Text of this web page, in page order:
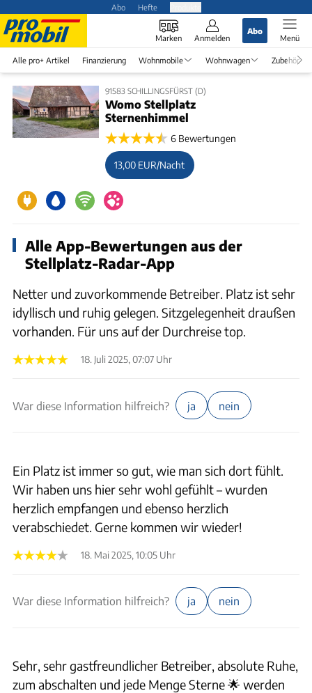
Abo Hefte
Marken Anmelden
Abo
Menü
Alle pro+ Artikel Finanzierung Wohnmobile Wohnwagen Zubehör
91583 SCHILLINGSFÜRST (D)
Womo Stellplatz
Sternenhimmel
6 Bewertungen
13,00 EUR/Nacht
Alle App-Bewertungen aus der
Stellplatz-Radar-App
Netter und zuvorkommende Betreiber. Platz ist sehr
idyllisch und ruhig gelegen. Sitzgelegenheit draußen
vorhanden. Für uns auf der Durchreise top.
18. Juli 2025, 07:07 Uhr
War diese Information hilfreich? ja nein
Ein Platz ist immer so gut, wie man sich dort fühlt.
Wir haben uns hier sehr wohl gefühlt – wurden
herzlich empfangen und ebenso herzlich
verabschiedet. Gerne kommen wir wieder!
18. Mai 2025, 10:05 Uhr
War diese Information hilfreich? ja nein
Sehr, sehr gastfreundlicher Betreiber, absolute Ruhe,
zum abschalten und jede Menge Sterne 🌟 werden